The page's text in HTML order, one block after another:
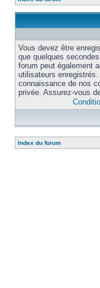
Vous devez être
que quelques
forum peut également
utilisateurs
connaissance de nos
privée. Assurez-vous
Index du forum